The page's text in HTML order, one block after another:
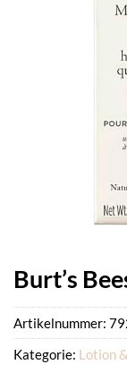
Burt’s
Artikelnummer:
Kategorie: Lotion